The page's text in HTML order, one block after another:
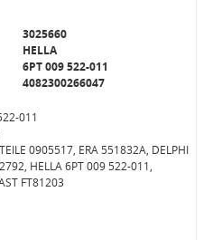
3025660
HELLA
6PT 009 522-011
4082300266047
011
0905517, ERA 551832A, DELPHI
HELLA 6PT 009 522-011,
FT81203